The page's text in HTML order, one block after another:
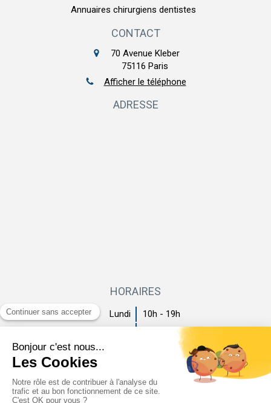
Annuaires chirurgiens dentistes
CONTACT
70 Avenue Kleber
75116 Paris
Afficher le téléphone
ADRESSE
HORAIRES
Lundi
10h - 19h
Mardi
10h - 19h
Mercredi
10h - 19h
Vendredi
10h - 19h
Samedi
Fermé